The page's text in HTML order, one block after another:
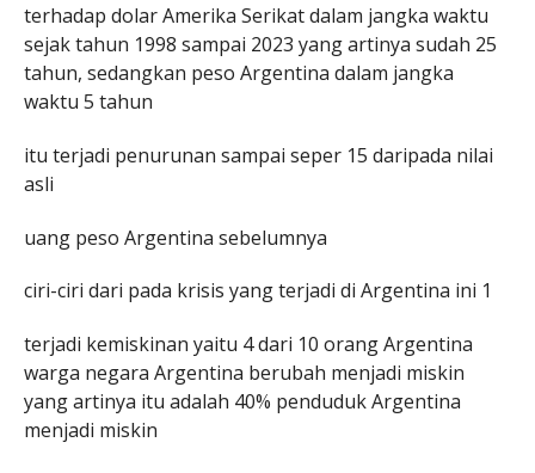
terhadap dolar Amerika Serikat dalam jangka waktu
sejak tahun 1998 sampai 2023 yang artinya sudah 25
tahun, sedangkan peso Argentina dalam jangka
waktu 5 tahun
itu terjadi penurunan sampai seper 15 daripada nilai
asli
uang peso Argentina sebelumnya
ciri-ciri dari pada krisis yang terjadi di Argentina ini 1
terjadi kemiskinan yaitu 4 dari 10 orang Argentina
warga negara Argentina berubah menjadi miskin
yang artinya itu adalah 40% penduduk Argentina
menjadi miskin